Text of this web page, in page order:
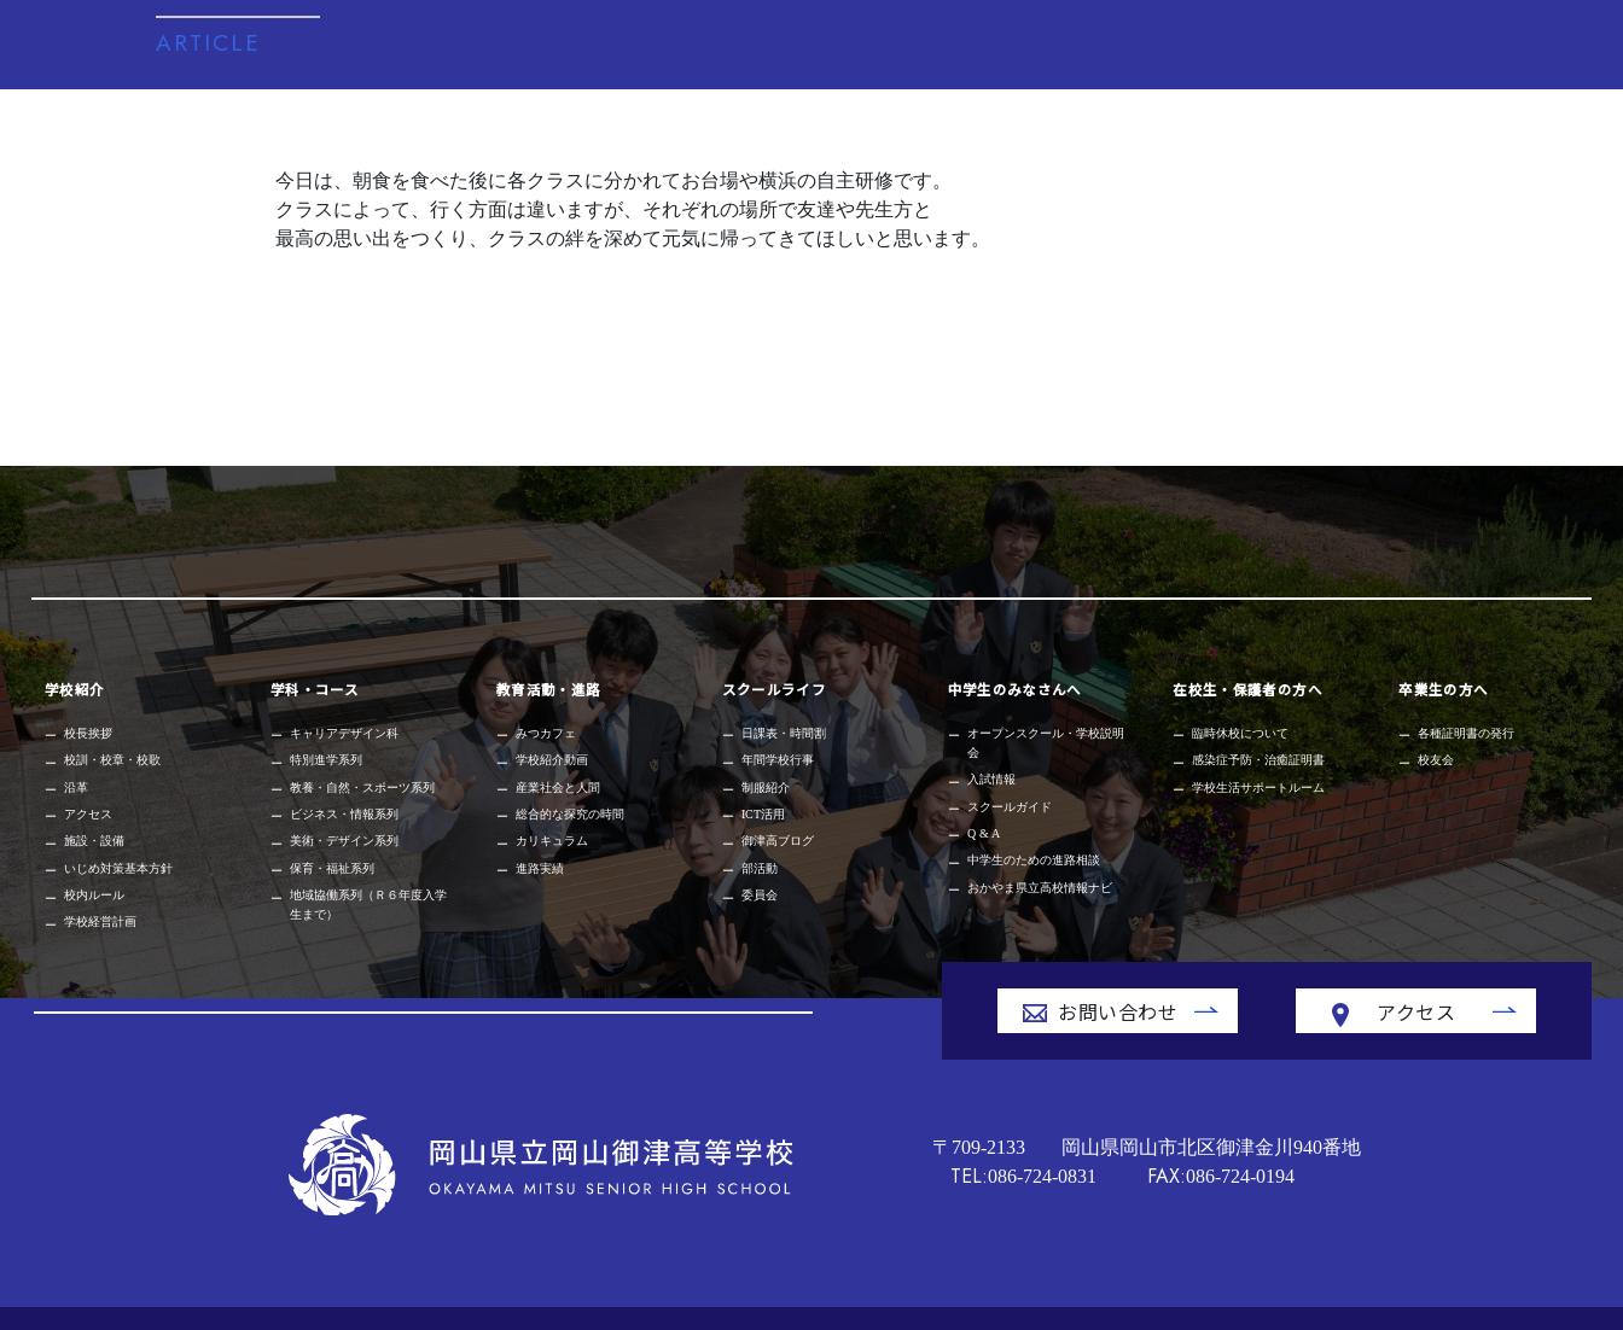
ARTICLE
今日は、朝食を食べた後に各クラスに分かれてお台場や横浜の自主研修です。
クラスによって、行く方面は違いますが、それぞれの場所で友達や先生方と
最高の思い出をつくり、クラスの絆を深めて元気に帰ってきてほしいと思います。
学校紹介
校長挨拶
校訓・校章・校歌
沿革
アクセス
施設・設備
いじめ対策基本方針
校内ルール
学校経営計画
学科・コース
キャリアデザイン科
特別進学系列
教養・自然・スポーツ系列
ビジネス・情報系列
美術・デザイン系列
保育・福祉系列
地域協働系列（Ｒ６年度入学
生まで）
教育活動・進路
みつカフェ
学校紹介動画
産業社会と人間
総合的な探究の時間
カリキュラム
進路実績
スクールライフ
日課表・時間割
年間学校行事
制服紹介
ICT活用
御津高ブログ
部活動
委員会
中学生のみなさんへ
オープンスクール・学校説明
会
入試情報
スクールガイド
Q & A
中学生のための進路相談
おかやま県立高校情報ナビ
在校生・保護者の方へ
臨時休校について
感染症予防・治癒証明書
学校生活サポートルーム
卒業生の方へ
各種証明書の発行
校友会
お問い合わせ アクセス
〒709-2133 岡山県岡山市北区御津金川940番地
TEL:086-724-0831 FAX:086-724-0194